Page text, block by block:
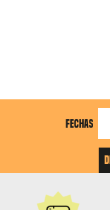
FECHAS